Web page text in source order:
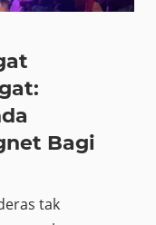
Bagi
tak